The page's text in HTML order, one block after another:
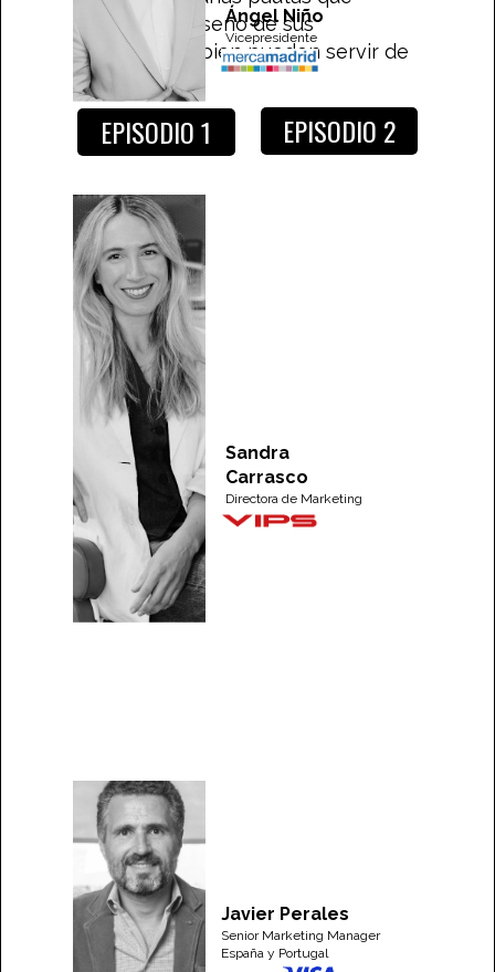
EPISODIO 2
EPISODIO 1
aplican en el seno de sus
compañías y bien pueden servir de
ejemplo.
Ángel Niño
Vicepresidente
Sandra
Carrasco
Directora de Marketing
Javier Perales
Senior Marketing Manager
España y Portugal